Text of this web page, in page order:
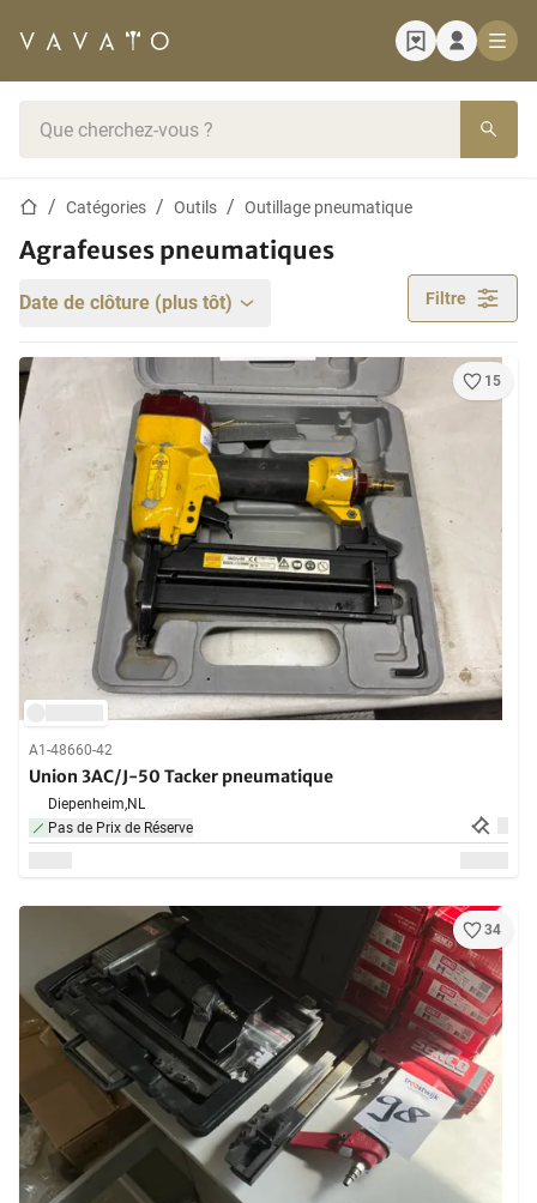
Page d'accueil
Catégories Outils Outillage pneumatique
Agrafeuses pneumatiques
Date de clôture (plus tôt) Filtre
15
A1-48660-42
Union 3AC/J-50 Tacker pneumatique
Diepenheim,NL
Pas de Prix de Réserve
34